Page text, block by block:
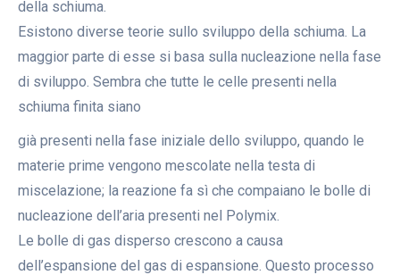
della schiuma.
Esistono diverse teorie sullo sviluppo della schiuma. La
maggior parte di esse si basa sulla nucleazione nella fase
di sviluppo. Sembra che tutte le celle presenti nella
schiuma finita siano
già presenti nella fase iniziale dello sviluppo, quando le
materie prime vengono mescolate nella testa di
miscelazione; la reazione fa sì che compaiano le bolle di
nucleazione dell’aria presenti nel Polymix.
Le bolle di gas disperso crescono a causa
dell’espansione del gas di espansione. Questo processo